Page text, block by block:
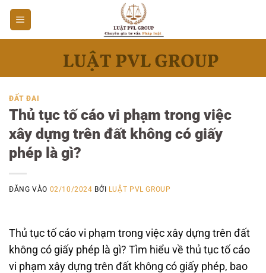
Bỏ
qua
nội
ĐẤT ĐAI
Thủ tục tố cáo vi phạm trong việc
xây dựng trên đất không có giấy
phép là gì?
ĐĂNG VÀO 02/10/2024 BỞI LUẬT PVL GROUP
Thủ tục tố cáo vi phạm trong việc xây dựng trên đất
không có giấy phép là gì? Tìm hiểu về thủ tục tố cáo
vi phạm xây dựng trên đất không có giấy phép, bao